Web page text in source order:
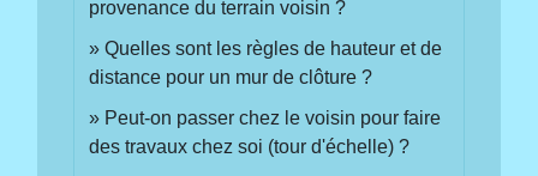
provenance du terrain voisin ?
Quelles sont les règles de hauteur et de
distance pour un mur de clôture ?
Peut-on passer chez le voisin pour faire
des travaux chez soi (tour d'échelle) ?